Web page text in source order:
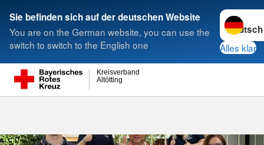
Sie befinden sich auf der deutschen Website
You are on the German website, you can use the
switch to switch to the English one
Sprache
Alles klar
Altötting
Kreisverband
Suche